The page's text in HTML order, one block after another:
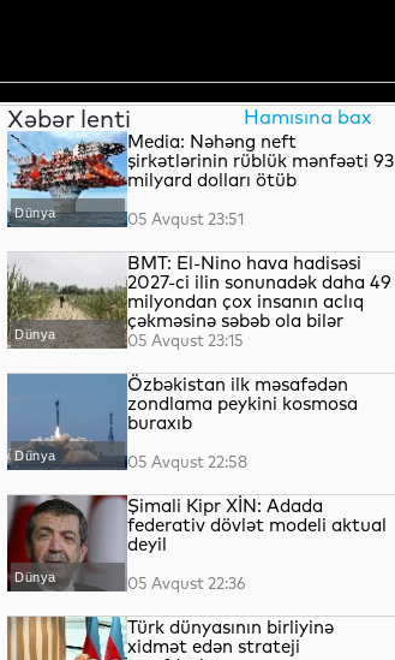
Xəbər lenti Hamısına bax
Dünya
Media: Nəhəng neft
şirkətlərinin rüblük mənfəəti 93
milyard dolları ötüb
05 Avqust 23:51
Dünya
BMT: El-Nino hava hadisəsi
2027-ci ilin sonunadək daha 49
milyondan çox insanın aclıq
çəkməsinə səbəb ola bilər
05 Avqust 23:15
Dünya
Özbəkistan ilk məsafədən
zondlama peykini kosmosa
buraxıb
05 Avqust 22:58
Dünya
Şimali Kipr XİN: Adada
federativ dövlət modeli aktual
deyil
05 Avqust 22:36
Türk dünyasının birliyinə
xidmət edən strateji